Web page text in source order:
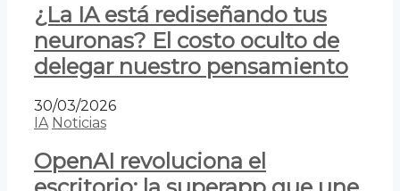
¿La IA está rediseñando tus
neuronas? El costo oculto de
delegar nuestro pensamiento
30/03/2026
IA Noticias
OpenAI revoluciona el